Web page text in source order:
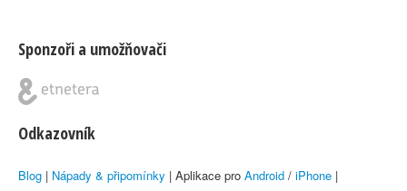
Sponzoři a umožňovači
Odkazovník
Blog | Nápady & připomínky | Aplikace pro Android / iPhone |